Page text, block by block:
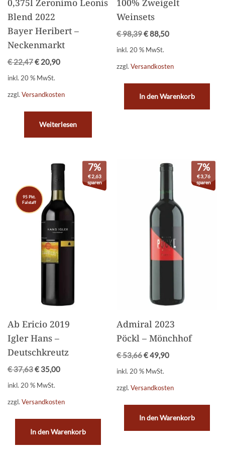
0,375l Zeronimo Leonis
Blend 2022
Bayer Heribert –
Neckenmarkt
€22,47€ 20,90
inkl. 20 % MwSt.
zzgl. Versandkosten
Weiterlesen
100% Zweigelt
Weinsets
€98,39€88,50
inkl. 20 % MwSt.
zzgl.Versandkosten
In den Warenkorb
95 Pkt.
Falstaff
7%
€2,63
sparen
Ab Ericio 2019
Igler Hans –
Deutschkreutz
€37,63€ 35,00
inkl. 20 % MwSt.
zzgl. Versandkosten
In den Warenkorb
7%
€3,76
sparen
Admiral 2023
Pöckl – Mönchhof
€53,66€49,90
inkl. 20 % MwSt.
zzgl.Versandkosten
In den Warenkorb